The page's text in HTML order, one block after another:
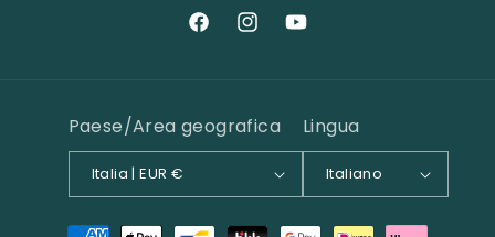
FacebookInstagramYouTube
Paese/Area geografica
Italia | EUR €
Lingua
Italiano
Metodi